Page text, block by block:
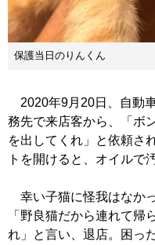
保護当日のりんくん
2020年9月20日、自動
務先で来店客から、「ボ
を出してくれ」と依頼さ
トを開けると、オイルで
幸い子猫に怪我はなか
「野良猫だから連れて帰
れ」と言い、退店。困っ